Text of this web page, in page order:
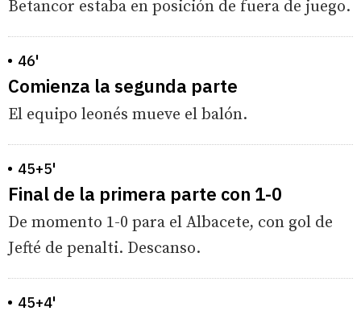
Betancor estaba en posición de fuera de juego.
46'
Comienza la segunda parte
El equipo leonés mueve el balón.
45+5'
Final de la primera parte con 1-0
De momento 1-0 para el Albacete, con gol de
Jefté de penalti. Descanso.
45+4'